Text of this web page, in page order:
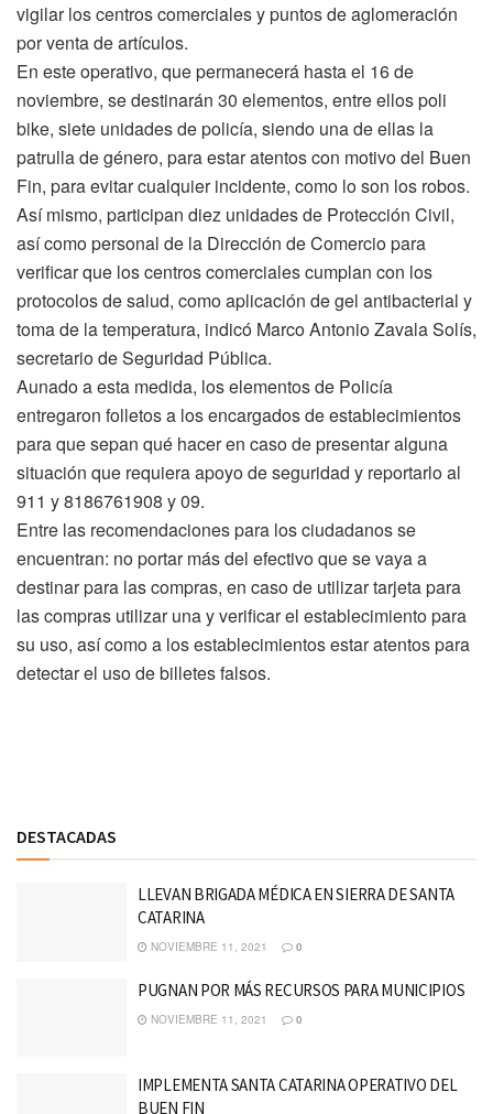
vigilar los centros comerciales y puntos de aglomeración
por venta de artículos.
En este operativo, que permanecerá hasta el 16 de
noviembre, se destinarán 30 elementos, entre ellos poli
bike, siete unidades de policía, siendo una de ellas la
patrulla de género, para estar atentos con motivo del Buen
Fin, para evitar cualquier incidente, como lo son los robos.
Así mismo, participan diez unidades de Protección Civil,
así como personal de la Dirección de Comercio para
verificar que los centros comerciales cumplan con los
protocolos de salud, como aplicación de gel antibacterial y
toma de la temperatura, indicó Marco Antonio Zavala Solís,
secretario de Seguridad Pública.
Aunado a esta medida, los elementos de Policía
entregaron folletos a los encargados de establecimientos
para que sepan qué hacer en caso de presentar alguna
situación que requiera apoyo de seguridad y reportarlo al
911 y 8186761908 y 09.
Entre las recomendaciones para los ciudadanos se
encuentran: no portar más del efectivo que se vaya a
destinar para las compras, en caso de utilizar tarjeta para
las compras utilizar una y verificar el establecimiento para
su uso, así como a los establecimientos estar atentos para
detectar el uso de billetes falsos.
DESTACADAS
LLEVAN BRIGADA MÉDICA EN SIERRA DE SANTA
CATARINA
NOVIEMBRE 11, 2021 0
PUGNAN POR MÁS RECURSOS PARA MUNICIPIOS
NOVIEMBRE 11, 2021 0
IMPLEMENTA SANTA CATARINA OPERATIVO DEL
BUEN FIN